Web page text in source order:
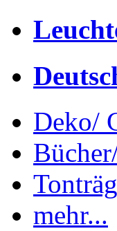
Deko/
mehr...